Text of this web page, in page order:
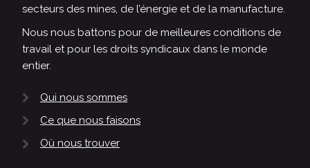
secteurs des mines, de l’énergie et de la manufacture.
Nous nous battons pour de meilleures conditions de
travail et pour les droits syndicaux dans le monde
entier.
Qui nous sommes
Ce que nous faisons
Où nous trouver